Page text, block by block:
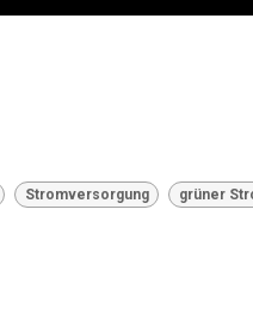
Stromversorgung grüner